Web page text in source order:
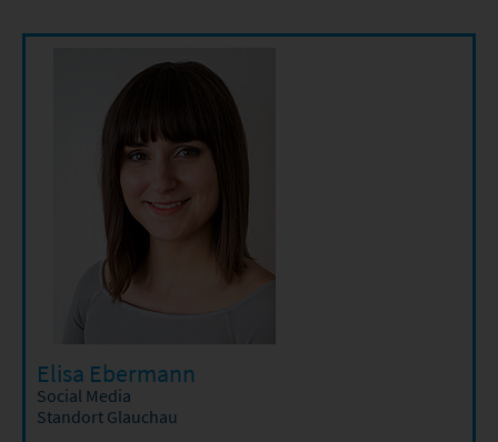
Elisa Ebermann
Social Media
Standort Glauchau